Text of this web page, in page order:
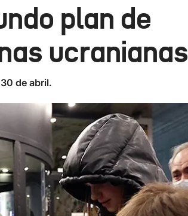
plan de
ucranianas
de abril.